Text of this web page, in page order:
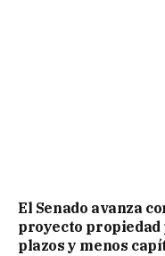
El Senado avanza
proyecto
plazos y menos